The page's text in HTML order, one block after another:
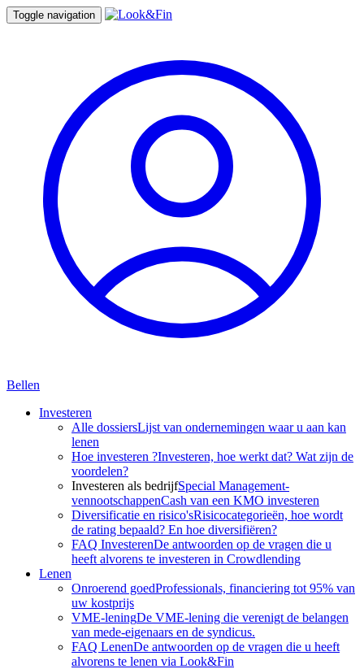
Toggle navigation
Bellen
Investeren
Alle dossiersLijst van ondernemingen waar u aan kan
lenen
Hoe investeren ?Investeren, hoe werkt dat? Wat zijn de
voordelen?
Investeren als bedrijfSpecial Management-
vennootschappenCash van een KMO investeren
Diversificatie en risico'sRisicocategorieën, hoe wordt
de rating bepaald? En hoe diversifiëren?
FAQ InvesterenDe antwoorden op de vragen die u
heeft alvorens te investeren in Crowdlending
Lenen
Onroerend goedProfessionals, financiering tot 95% van
uw kostprijs
VME-leningDe VME-lening die verenigt de belangen
van mede-eigenaars en de syndicus.
FAQ LenenDe antwoorden op de vragen die u heeft
alvorens te lenen via Look&Fin